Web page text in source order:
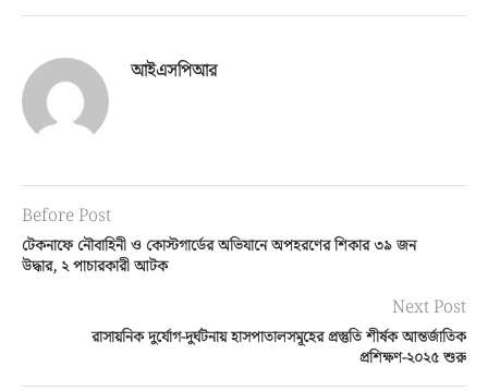
আইএসপিআর
টেকনাফে নৌবাহিনী ও কোস্টগার্ডের অভিযানে অপহরণের শিকার ৩৯ জন
উদ্ধার, ২ পাচারকারী আটক
রাসায়নিক দুর্যোগ-দুর্ঘটনায় হাসপাতালসমূহের প্রস্তুতি শীর্ষক আন্তর্জাতিক
প্রশিক্ষণ-২০২৫ শুরু